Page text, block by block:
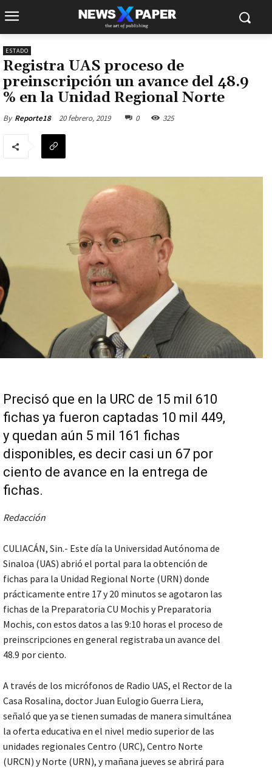
ESTADO
Registra UAS proceso de
preinscripción un avance del 48.9
% en la Unidad Regional Norte
By Reporte18 20 febrero, 2019 0 325
Precisó que en la URC de 15 mil 610
fichas ya fueron captadas 10 mil 449,
y quedan aún 5 mil 161 fichas
disponibles, es decir casi un 67 por
ciento de avance en la entrega de
fichas.
Redacción
CULIACÁN, Sin.- Este día la Universidad Autónoma de
Sinaloa (UAS) abrió el portal para la obtención de
fichas para la Unidad Regional Norte (URN) donde
prácticamente entre 17 y 20 minutos se agotaron las
fichas de la Preparatoria CU Mochis y Preparatoria
Mochis, con estos datos a las 9:10 horas el proceso de
preinscripciones en general registraba un avance del
48.9 por ciento.
A través de los micrófonos de Radio UAS, el Rector de la
Casa Rosalina, doctor Juan Eulogio Guerra Liera,
señaló que ya se tienen sumadas de manera simultánea
la oferta educativa en el nivel medio superior de las
unidades regionales Centro (URC), Centro Norte
(URCN) y Norte (URN), y mañana jueves se abrirá para